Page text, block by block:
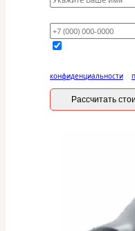
конфиденциальности
Рассчитать